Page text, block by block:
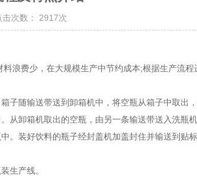
次数： 2917次
费少，在大规模生产中节约成本;根据生产流程
随输送带送到卸箱机中，将空瓶从箱子中取出
从卸箱机取出的空瓶，由另一条输送带送入洗瓶机
。装好饮料的瓶子经封盖机加盖封住并输送到贴
生产线。